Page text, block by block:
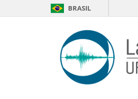
BRASIL